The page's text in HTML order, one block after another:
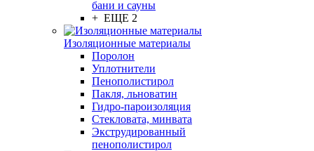
бани и сауны
+ ЕЩЕ 2
Изоляционные материалы
Поролон
Уплотнители
Пенополистирол
Пакля, льноватин
Гидро-пароизоляция
Стекловата, минвата
Экструдированный
пенополистирол